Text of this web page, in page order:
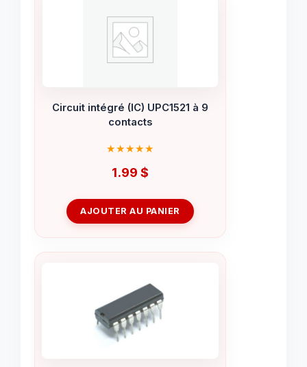
Circuit intégré (IC) UPC1521 à 9
contacts
1.99 $
AJOUTER AU PANIER